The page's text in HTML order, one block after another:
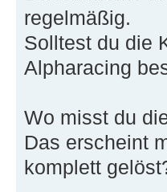
regelmäßig.
Solltest du die
Alpharacing
Wo misst du
Das erscheint
komplett